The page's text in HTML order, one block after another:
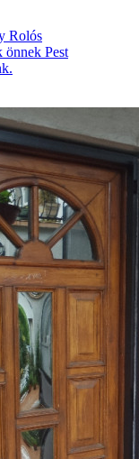
Rolós
önnek Pest